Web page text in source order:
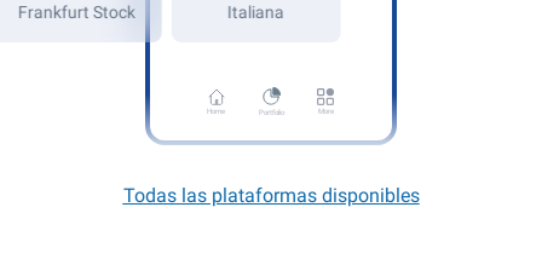
Home Portfolio More
Frankfurt Stock
Todas las plataformas disponibles